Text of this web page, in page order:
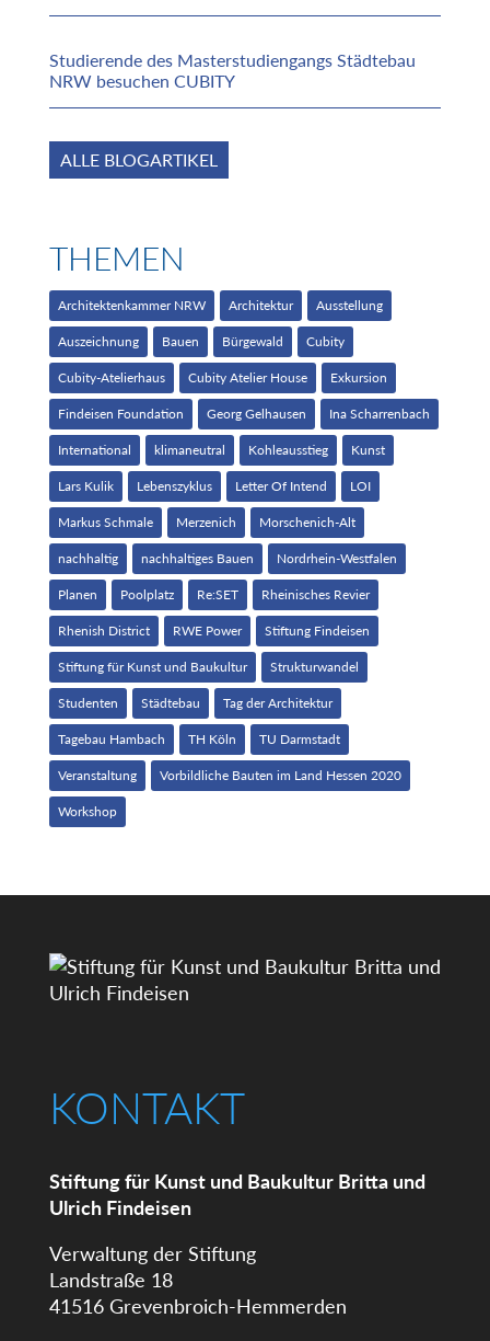
Studierende des Masterstudiengangs Städtebau
NRW besuchen CUBITY
ALLE BLOGARTIKEL
THEMEN
Architektenkammer NRW Architektur Ausstellung
Auszeichnung Bauen Bürgewald Cubity
Cubity-Atelierhaus Cubity Atelier House Exkursion
Findeisen Foundation Georg Gelhausen Ina Scharrenbach
International klimaneutral Kohleausstieg Kunst
Lars Kulik Lebenszyklus Letter Of Intend LOI
Markus Schmale Merzenich Morschenich-Alt
nachhaltig nachhaltiges Bauen Nordrhein-Westfalen
Planen Poolplatz Re:SET Rheinisches Revier
Rhenish District RWE Power Stiftung Findeisen
Stiftung für Kunst und Baukultur Strukturwandel
Studenten Städtebau Tag der Architektur
Tagebau Hambach TH Köln TU Darmstadt
Veranstaltung Vorbildliche Bauten im Land Hessen 2020
Workshop
KONTAKT
Stiftung für Kunst und Baukultur Britta und
Ulrich Findeisen
Verwaltung der Stiftung
Landstraße 18
41516 Grevenbroich-Hemmerden